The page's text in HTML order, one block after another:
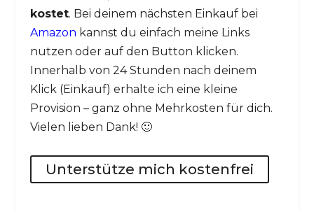
kostet. Bei deinem nächsten Einkauf bei
Amazon kannst du einfach meine Links
nutzen oder auf den Button klicken.
Innerhalb von 24 Stunden nach deinem
Klick (Einkauf) erhalte ich eine kleine
Provision – ganz ohne Mehrkosten für dich.
Vielen lieben Dank! 🙂
Unterstütze mich kostenfrei